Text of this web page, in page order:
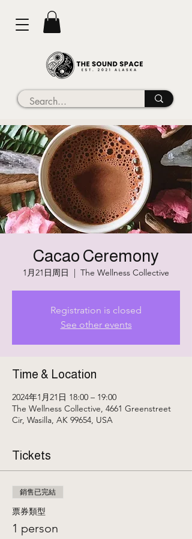
Cacao Ceremony
1月21日周日
  |
The Wellness Collective
Registration is closed
See other events
Time & Location
2024年1月21日 18:00 – 19:00
The Wellness Collective, 4661 Greenstreet
Cir, Wasilla, AK 99654, USA
Tickets
銷售已完結
票券類型
1 person